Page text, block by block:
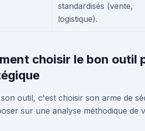
standardisés (vente,
logistique).
choisir le bon outil
outil, c'est choisir son arme de
sur une analyse méthodique de